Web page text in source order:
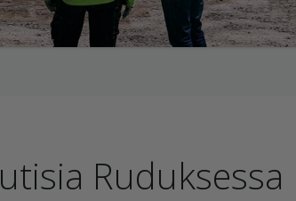
Ruduksessa